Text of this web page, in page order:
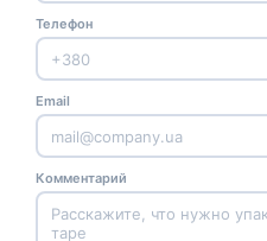
Телефон
Email
Комментарий